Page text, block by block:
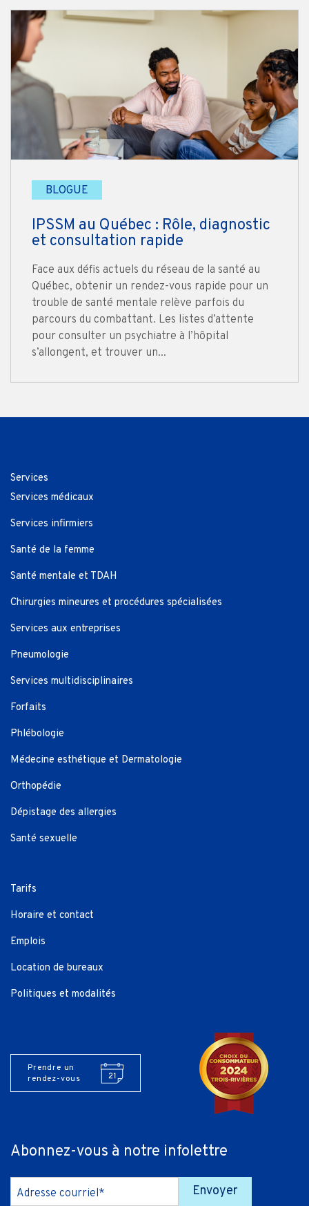
BLOGUE
IPSSM au Québec : Rôle, diagnostic
et consultation rapide
Face aux défis actuels du réseau de la santé au
Québec, obtenir un rendez-vous rapide pour un
trouble de santé mentale relève parfois du
parcours du combattant. Les listes d’attente
pour consulter un psychiatre à l’hôpital
s’allongent, et trouver un...
Services
Services médicaux
Services infirmiers
Santé de la femme
Santé mentale et TDAH
Chirurgies mineures et procédures spécialisées
Services aux entreprises
Pneumologie
Services multidisciplinaires
Forfaits
Phlébologie
Médecine esthétique et Dermatologie
Orthopédie
Dépistage des allergies
Santé sexuelle
Tarifs
Horaire et contact
Emplois
Location de bureaux
Politiques et modalités
Prendre un
rendez-vous
Abonnez-vous à notre infolettre
Adresse courriel* Envoyer